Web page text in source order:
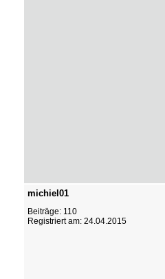
michiel01
Beiträge: 110
Registriert am: 24.04.2015